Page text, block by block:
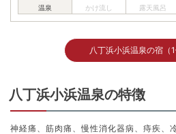
八丁浜小浜温泉の宿（
八丁浜小浜温泉の特徴
神経痛、筋肉痛、慢性消化器病、痔疾、